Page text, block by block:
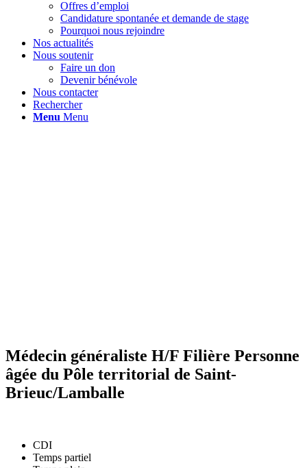
Offres d’emploi
Candidature spontanée et demande de stage
Pourquoi nous rejoindre
Nos actualités
Nous soutenir
Faire un don
Devenir bénévole
Nous contacter
Rechercher
Menu Menu
Médecin généraliste H/F Filière Personne
âgée du Pôle territorial de Saint-
Brieuc/Lamballe
CDI
Temps partiel